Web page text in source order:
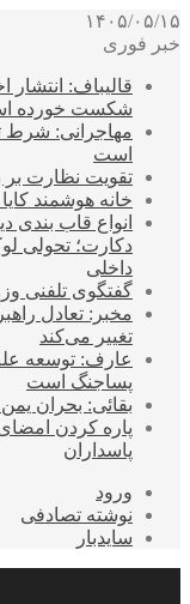
۱۴۰۵/۰۵/۱۵
خبر فوری
قالیباف:
شکست خورده
مهاجرانی: شرط
است
تقویت نظارت بر
خانه هوشمند کایا
انواع قاب بندی
دکارت؛ تحولی
داخلی
گفتگوی تلفنی
مخبر: تعادل
تغییر می‌کند
عارف: توسعه
پساجنگ است
بقائی: بحران
پاره کردن
پاسداران
ورود
نوشته تصادفی
سایدبار